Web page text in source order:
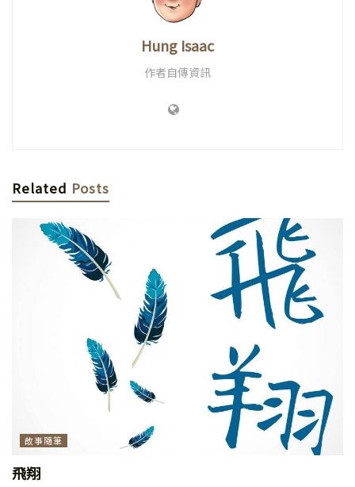
Hung Isaac
作者自傳資訊
Related Posts
故事隨筆
飛翔